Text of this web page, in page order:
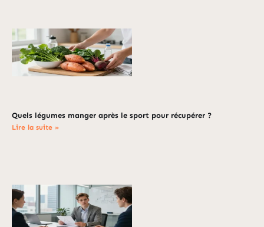
Quels légumes manger après le sport pour récupérer ?
Lire la suite »